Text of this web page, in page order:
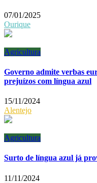
07/01/2025
Ourique
Agricultura
Governo admite verbas
prejuízos com língua azul
15/11/2024
Alentejo
Agricultura
Surto de língua azul já
11/11/2024